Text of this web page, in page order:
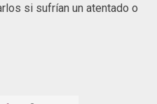
si sufrían un atentado o